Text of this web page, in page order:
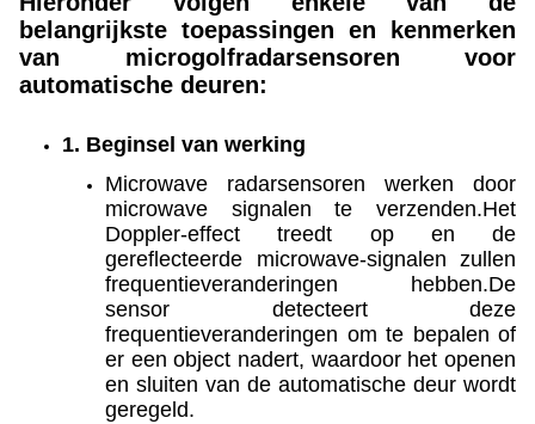
belangrijkste toepassingen en kenmerken
van microgolfradarsensoren voor
automatische deuren:
1. Beginsel van werking
Microwave radarsensoren werken door
microwave signalen te verzenden.Het
Doppler-effect treedt op en de
gereflecteerde microwave-signalen zullen
frequentieveranderingen hebben.De
sensor detecteert deze
frequentieveranderingen om te bepalen of
er een object nadert, waardoor het openen
en sluiten van de automatische deur wordt
geregeld.